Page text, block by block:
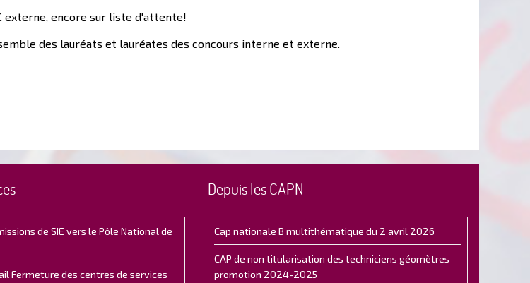
externe, encore sur liste d'attente!
des lauréats et lauréates des concours interne et externe.
de SIE vers le Pôle National de
Fermeture des centres de services
Depuis les CAPN
Cap nationale B multithématique du 2 avril 2026
CAP de non titularisation des techniciens géomètres
promotion 2024-2025